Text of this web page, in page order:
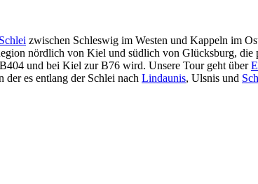
zwischen Schleswig im Westen und Kappeln im
nördlich von Kiel und südlich von Glücksburg,
und bei Kiel zur B76 wird. Unsere Tour geht über
der es entlang der Schlei nach Lindaunis, Ulsnis und